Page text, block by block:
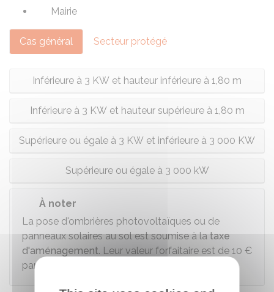
Mairie
Cas général Secteur protégé
Inférieure à 3 KW et hauteur inférieure à 1,80 m
Inférieure à 3 KW et hauteur supérieure à 1,80 m
Supérieure ou égale à 3 KW et inférieure à 3 000 KW
Supérieure ou égale à 3 000 kW
À noter
La pose d'ombrières photovoltaïques ou de
panneaux solaires au sol est soumise à lataxe
d'aménagement. Leur valeur forfaitaire est de 10 €
par m².